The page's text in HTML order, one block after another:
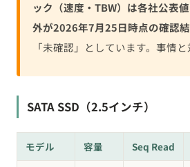
ック（速度・TBW）は各社公表
外が2026年7月25日時点の確認
「未確認」としています。事情
SATA SSD（2.5インチ）
モデル 容量 Seq Read